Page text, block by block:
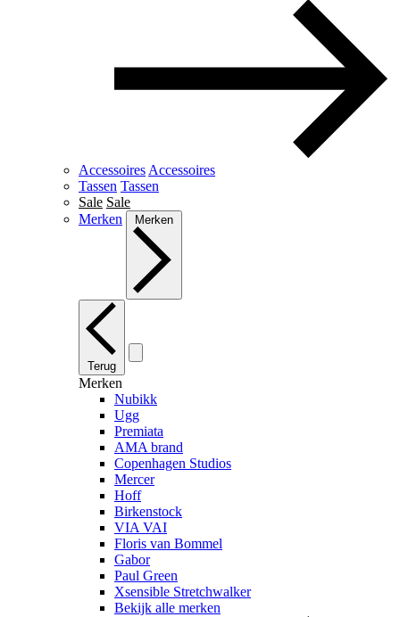
Accessoires Accessoires
Tassen Tassen
Sale Sale
Merken
Merken
Terug
Merken
Nubikk
Ugg
Premiata
AMA brand
Copenhagen Studios
Mercer
Hoff
Birkenstock
VIA VAI
Floris van Bommel
Gabor
Paul Green
Xsensible Stretchwalker
Bekijk alle merken